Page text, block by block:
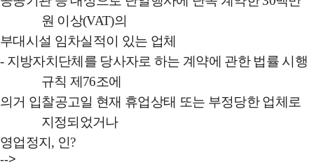
원 이상(VAT)의
부대시설 임차실적이 있는 업체
- 지방자치단체를 당사자로 하는 계약에 관한 법률 시행
규칙 제76조에
의거 입찰공고일 현재 휴업상태 또는 부정당한 업체로
지정되었거나
영업정지, 인?
-->